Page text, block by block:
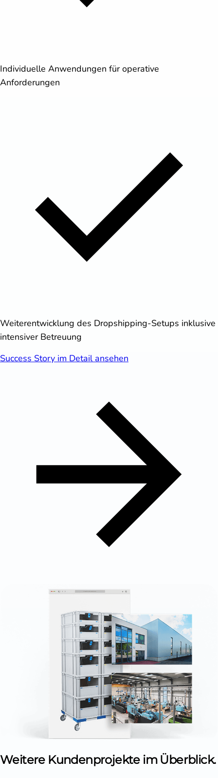
Individuelle Anwendungen für operative
Anforderungen
Weiterentwicklung des Dropshipping-Setups inklusive
intensiver Betreuung
Success Story im Detail ansehen
Weitere Kundenprojekte im Überblick.